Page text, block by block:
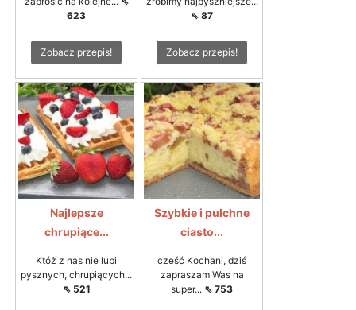
623
Zobacz przepis!
⇖ 87
Zobacz przepis!
Najlepsze
chrupiące...
Któż z nas nie lubi
pysznych, chrupiących...
⇖ 521
Szybkie i pulchne
ciasto...
cześć Kochani, dziś
zapraszam Was na
super... ⇖ 753